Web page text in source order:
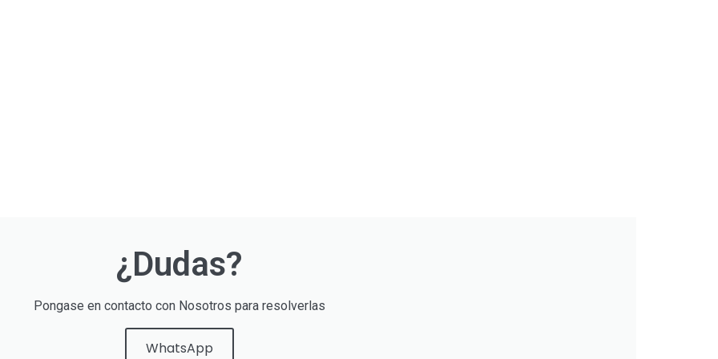
¿Dudas?
Pongase en contacto con Nosotros para resolverlas
WhatsApp